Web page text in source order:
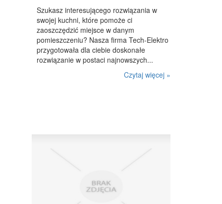
INNE USŁUGI
KURIER, PRZESYŁKI
WYCIECZKI
HOTELE I NOCLEGI
SALONY KOSMETYCZNE
Szukasz interesującego rozwiązania w
swojej kuchni, które pomoże ci
zaoszczędzić miejsce w danym
pomieszczeniu? Nasza firma Tech-Elektro
przygotowała dla ciebie doskonałe
rozwiązanie w postaci najnowszych...
Czytaj więcej »